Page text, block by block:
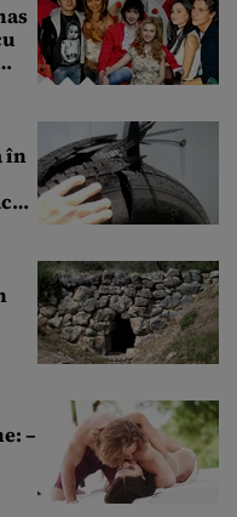
în
–